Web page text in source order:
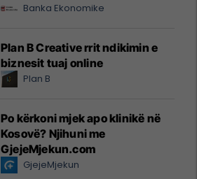
Banka Ekonomike
Plan B Creative rrit ndikimin e
biznesit tuaj online
Plan B
Po kërkoni mjek apo klinikë në
Kosovë? Njihuni me
GjejeMjekun.com
GjejeMjekun